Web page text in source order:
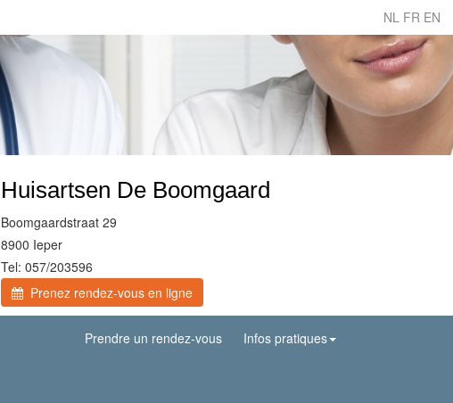
NL FR EN
Huisartsen De Boomgaard
Boomgaardstraat 29
8900 Ieper
Tel: 057/203596
Prenez rendez-vous en ligne
Prendre un rendez-vous Infos pratiques